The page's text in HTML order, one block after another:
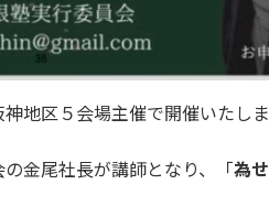
地区５会場主催で開催いたしま
金尾社長が講師となり、「為